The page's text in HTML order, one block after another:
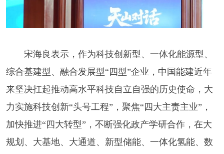
宋海良表示，作为科技创新型、一体化能源型、
综合基建型、融合发展型“四型”企业，中国能建近年
来坚决扛起推动高水平科技自立自强的历史使命，大
力实施科技创新“头号工程”，聚焦“四大主责主业”，
加快推进“四大转型”，不断强化政产学研合作，在大
规划、大基地、大通道、新型储能、一体化氢能、数